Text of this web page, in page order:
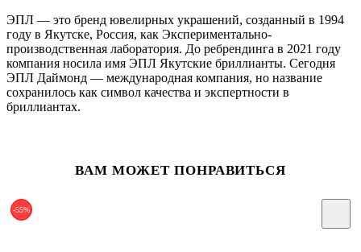
ЭПЛ — это бренд ювелирных украшений, созданный в 1994
году в Якутске, Россия, как Экспериментально-
производственная лаборатория. До ребрендинга в 2021 году
компания носила имя ЭПЛ Якутские бриллианты. Сегодня
ЭПЛ Даймонд — международная компания, но название
сохранилось как символ качества и экспертности в
бриллиантах.
ВАМ МОЖЕТ ПОНРАВИТЬСЯ
-55%